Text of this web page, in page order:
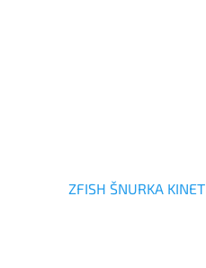
ZFISH ŠNURKA